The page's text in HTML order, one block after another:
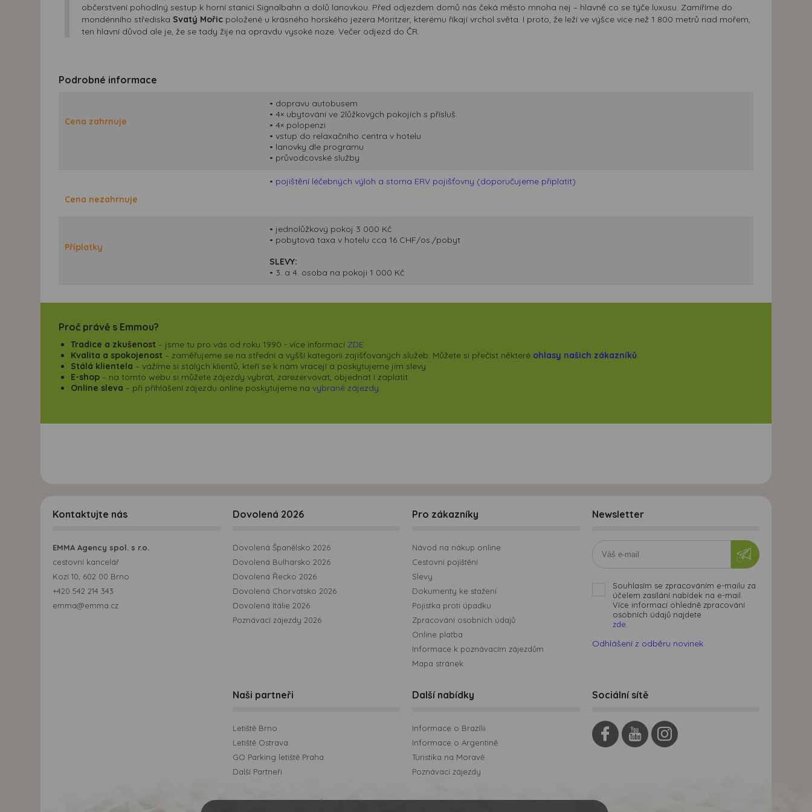
občerstvení pohodlný sestup k horní stanici Signalbahn a dolů lanovkou. Před odjezdem domů nás čeká město mnoha nej – hlavně co se týče luxusu. Zamíříme do
mondénního střediska Svatý Mořic položené u krásného horského jezera Moritzer, kterému říkají vrchol světa. I proto, že leží ve výšce více než 1 800 metrů nad mořem,
ten hlavní důvod ale je, že se tady žije na opravdu vysoké noze. Večer odjezd do ČR.
Podrobné informace
Cena zahrnuje
• dopravu autobusem
• 4× ubytování ve 2lůžkových pokojích s přísluš.
• 4× polopenzi
• vstup do relaxačního centra v hotelu
• lanovky dle programu
• průvodcovské služby
Cena nezahrnuje
• pojištění léčebných výloh a storna ERV pojišťovny (doporučujeme připlatit)
Příplatky
• jednolůžkový pokoj 3 000 Kč
• pobytová taxa v hotelu cca 16 CHF/os./pobyt
SLEVY:
• 3. a 4. osoba na pokoji 1 000 Kč
Proč právě s Emmou?
Tradice a zkušenost – jsme tu pro vás od roku 1990 - více informací ZDE
Kvalita a spokojenost – zaměřujeme se na střední a vyšší kategorii zajišťovaných služeb. Můžete si přečíst některé ohlasy našich zákazníků.
Stálá klientela – vážíme si stálých klientů, kteří se k nám vracejí a poskytujeme jim slevy
E-shop – na tomto webu si můžete zájezdy vybrat, zarezervovat, objednat i zaplatit
Online sleva – při přihlášení zájezdu online poskytujeme na vybrané zájezdy
Kontaktujte nás
EMMA Agency spol. s r.o.
cestovní kancelář
Kozí 10, 602 00 Brno
+420 542 214 343
emma@emma.cz
Dovolená 2026
Dovolená Španělsko 2026
Dovolená Bulharsko 2026
Dovolená Řecko 2026
Dovolená Chorvatsko 2026
Dovolená Itálie 2026
Poznávací zájezdy 2026
Pro zákazníky
Návod na nákup online
Cestovní pojištění
Slevy
Dokumenty ke stažení
Pojistka proti úpadku
Zpracování osobních údajů
Online platba
Informace k poznávacím zájezdům
Mapa stránek
Newsletter
Souhlasím se zpracováním e-mailu za
účelem zasílání nabídek na e-mail.
Více informací ohledně zpracování
osobních údajů najdete
zde.
Odhlášení z odběru novinek
Naši partneři
Letiště Brno
Letiště Ostrava
GO Parking letiště Praha
Další Partneři
Další nabídky
Informace o Brazílii
Informace o Argentině
Turistika na Moravě
Poznávací zájezdy
Sociální sítě